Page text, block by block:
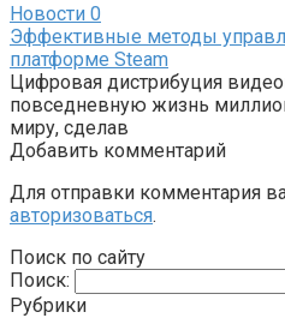
Новости 0
Эффективные методы
платформе Steam
Цифровая дистрибуция
повседневную жизнь
миру, сделав
Добавить комментарий
Для отправки комментария
авторизоваться.
Поиск по сайту
Поиск:
Рубрики